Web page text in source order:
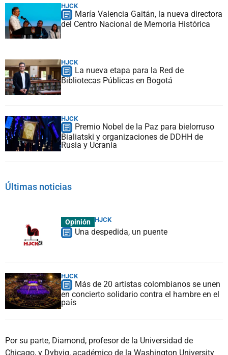
HJCK
María Valencia Gaitán, la nueva directora
del Centro Nacional de Memoria Histórica
HJCK
La nueva etapa para la Red de
Bibliotecas Públicas en Bogotá
HJCK
Premio Nobel de la Paz para bielorruso
Bialiatski y organizaciones de DDHH de
Rusia y Ucrania
Últimas noticias
Opinión HJCK
Una despedida, un puente
HJCK
Más de 20 artistas colombianos se unen
en concierto solidario contra el hambre en el
país
Por su parte, Diamond, profesor de la Universidad de
Chicago, y Dybvig, académico de la Washington University